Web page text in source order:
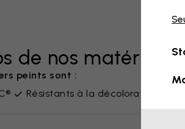
de nos matériaux
peints sont :
Résistants à la décoloration